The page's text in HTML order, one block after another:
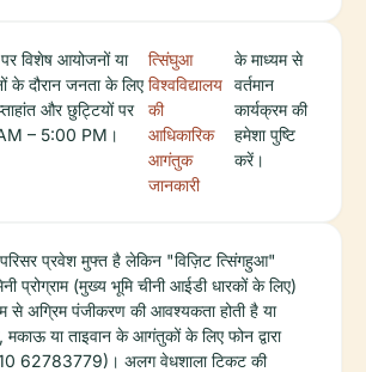
विशेष आयोजनों या
के दौरान जनता के लिए
और छुट्टियों पर
– 5:00 PM।
त्सिंघुआ
विश्वविद्यालय
की
आधिकारिक
आगंतुक
जानकारी
के माध्यम से
वर्तमान
कार्यक्रम की
हमेशा पुष्टि
करें।
परिसर प्रवेश मुफ्त है लेकिन "विज़िट त्सिंगहुआ"
प्रोग्राम (मुख्य भूमि चीनी आईडी धारकों के लिए)
से अग्रिम पंजीकरण की आवश्यकता होती है या
मकाऊ या ताइवान के आगंतुकों के लिए फोन द्वारा
62783779)। अलग वेधशाला टिकट की